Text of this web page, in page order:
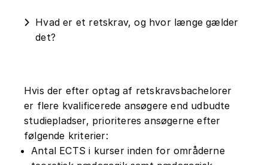
Hvad er et retskrav, og hvor længe gælder
det?
Hvis der efter optag af retskravsbachelorer
er flere kvalificerede ansøgere end udbudte
studiepladser, prioriteres ansøgerne efter
følgende kriterier:
Antal ECTS i kurser inden for områderne